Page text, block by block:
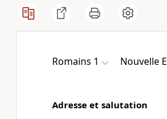
Romains 1 Nouvelle
Adresse et salutation